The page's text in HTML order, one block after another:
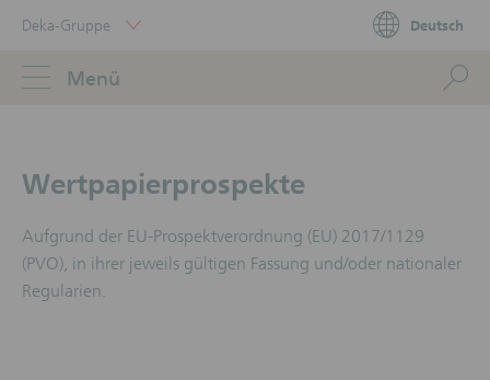
LinksPortal
Deka-Gruppe Deutsch
Menü
Wertpapierprospekte
Aufgrund der EU-Prospektverordnung (EU) 2017/1129
(PVO), in ihrer jeweils gültigen Fassung und/oder nationaler
Regularien.